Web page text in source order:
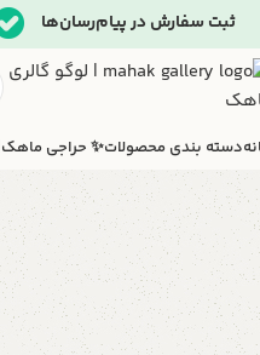
دسته بندی محصولات✨ حراجی ماهک
ثبت سفارش در پیام‌رسان‌ها